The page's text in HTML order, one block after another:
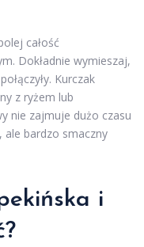
całość
Dokładnie wymieszaj,
Kurczak
z ryżem lub
nie zajmuje dużo czasu
ale bardzo smaczny
i